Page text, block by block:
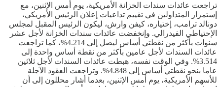
تراجعت عائدات سندات الخزانة الأمريكية، يوم أمس الإثنين، مع
إستمرار المتداولين في تقييم تداعيات إعلان الرئيس الأمريكي،
دونالد ترامب، إختياره، كيفن وارش، ليكون الرئيس المقبل لمجلس
الإحتياطي الفيدرالي. وإنخفضت عائدات سندات الخزانة لأجل عشر
سنوات بأكثر من نقطتي أساس ليصل إلى 4.214%، كما تراجعت
عائدات السندات لأجل عامين بأكثر من نقطة أساس واحدة إلى
3.514%. وفي الوقت نفسه، هبطت عائدات السندات لأجل ثلاثين
عاما بنحو نقطتي أساس إلى 4.848%. وتراجعت العقود الآجلة
للأسهم الأمريكية، يوم أمس الإثنين، بعدما أشار محللون إلى أن